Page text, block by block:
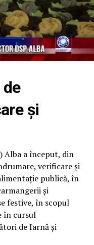
și
Alba a început, din
verificare și
publică, în
și
festive, în scopul
în cursul
de Iarnă și